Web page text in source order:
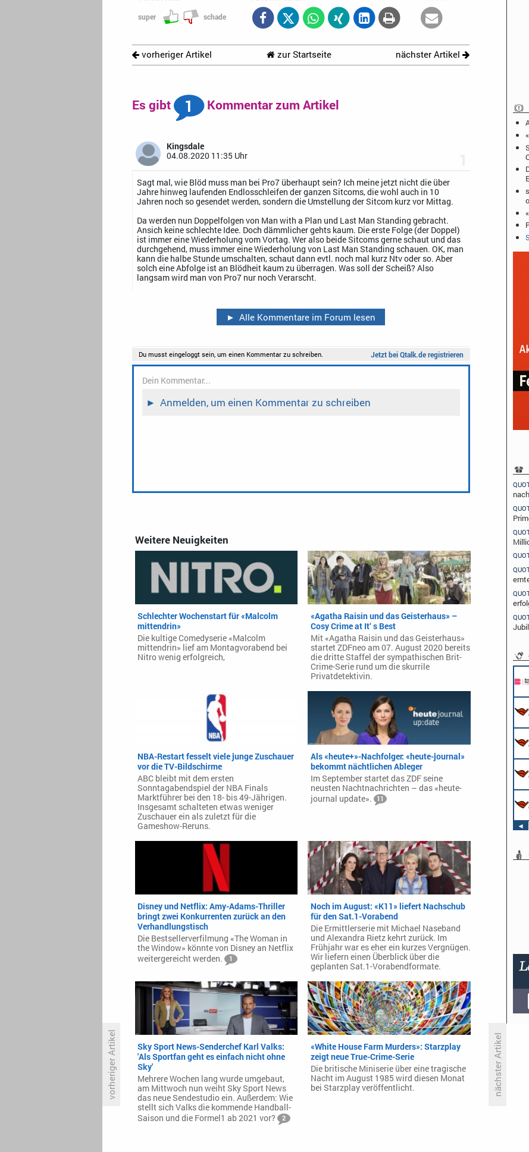
super schade
vorheriger Artikel zur Startseite nächster Artikel
vorheriger Artikel
Platz zwei bei den Jungen: VOX
bejubelt starkes «Goodbye
Deutschland»
nächster Artikel
Sony Pictures freut sich über
steigenden Profit
Es gibt 1 Kommentar zum Artikel
Kingsdale
04.08.2020 11:35 Uhr
Sagt mal, wie Blöd muss man bei Pro7 überhaupt sein? Ich meine jetzt nicht die über
Jahre hinweg laufenden Endlosschleifen der ganzen Sitcoms, die wohl auch in 10
Jahren noch so gesendet werden, sondern die Umstellung der Sitcom kurz vor Mittag.
Da werden nun Doppelfolgen von Man with a Plan und Last Man Standing gebracht.
Ansich keine schlechte Idee. Doch dämmlicher gehts kaum. Die erste Folge (der Doppel)
ist immer eine Wiederholung vom Vortag. Wer also beide Sitcoms gerne schaut und das
durchgehend, muss immer eine Wiederholung von Last Man Standing schauen. OK, man
kann die halbe Stunde umschalten, schaut dann evtl. noch mal kurz Ntv oder so. Aber
solch eine Abfolge ist an Blödheit kaum zu überragen. Was soll der Scheiß? Also
langsam wird man von Pro7 nur noch Verarscht.
► Alle Kommentare im Forum lesen
Weitere Neuigkeiten
Schlechter Wochenstart für «Malcolm
mittendrin»
Die kultige Comedyserie «Malcolm
mittendrin» lief am Montagvorabend bei
Nitro wenig erfolgreich,
«Agatha Raisin und das Geisterhaus» –
Cosy Crime at It‘ s Best
Mit «Agatha Raisin und das Geisterhaus»
startet ZDFneo am 07. August 2020 bereits
die dritte Staffel der sympathischen Brit-
Crime-Serie rund um die skurrile
Privatdetektivin.
NBA-Restart fesselt viele junge Zuschauer
vor die TV-Bildschirme
ABC bleibt mit dem ersten
Sonntagabendspiel der NBA Finals
Marktführer bei den 18- bis 49-Jährigen.
Insgesamt schalteten etwas weniger
Zuschauer ein als zuletzt für die
Gameshow-Reruns.
Als «heute+»-Nachfolger: «heute-journal»
bekommt nächtlichen Ableger
Im September startet das ZDF seine
neusten Nachtnachrichten – das «heute-
journal update».
11
Disney und Netflix: Amy-Adams-Thriller
bringt zwei Konkurrenten zurück an den
Verhandlungstisch
Die Bestsellerverfilmung «The Woman in
the Window» könnte von Disney an Netflix
weitergereicht werden.
1
Noch im August: «K11» liefert Nachschub
für den Sat.1-Vorabend
Die Ermittlerserie mit Michael Naseband
und Alexandra Rietz kehrt zurück. Im
Frühjahr war es eher ein kurzes Vergnügen.
Wir liefern einen Überblick über die
geplanten Sat.1-Vorabendformate.
Sky Sport News-Senderchef Karl Valks:
'Als Sportfan geht es einfach nicht ohne
Sky'
Mehrere Wochen lang wurde umgebaut,
am Mittwoch nun weiht Sky Sport News
das neue Sendestudio ein. Außerdem: Wie
stellt sich Valks die kommende Handball-
Saison und die Formel1 ab 2021 vor?
2
«White House Farm Murders»: Starzplay
zeigt neue True-Crime-Serie
Die britische Miniserie über eine tragische
Nacht im August 1985 wird diesen Monat
bei Starzplay veröffentlicht.
◄